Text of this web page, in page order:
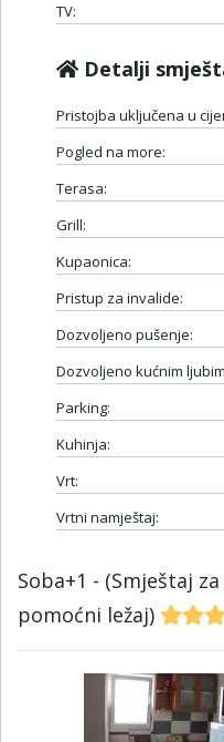
TV:
Detalji
Pristojba uključena u
Pogled na more:
Terasa:
Grill:
Kupaonica:
Pristup za invalide:
Dozvoljeno pušenje:
Dozvoljeno kućnim
Parking:
Kuhinja:
Vrt:
Vrtni namještaj:
Soba+1 - (Smještaj
pomoćni ležaj)